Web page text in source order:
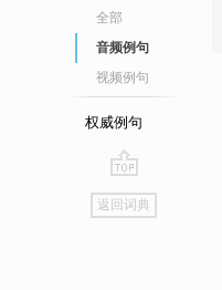
全部
音频例句
视频例句
权威例句
go
top
返回词典